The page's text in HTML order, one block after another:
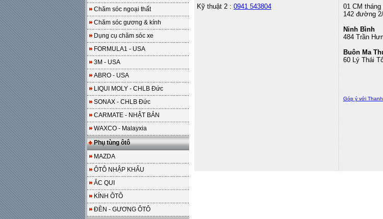
Chăm sóc ngoại thất
Chăm sóc gương & kính
Dụng cụ chăm sóc xe
FORMULA1 - USA
3M - USA
ABRO - USA
LIQUI MOLY - CHLB Đức
SONAX - CHLB Đức
CARMATE - NHẬT BẢN
WAXCO - Malayxia
Phụ tùng ôtô
MAZDA
ÔTÔ NHẬP KHẨU
ẮC QUI
KÍNH ÔTÔ
ĐÈN - GƯƠNG ÔTÔ
Kỹ thuật 2 : 0941 543804
01 CM
142
Ninh Bình
484 Trần
Buôn Ma
60 Lý
Góp ý với